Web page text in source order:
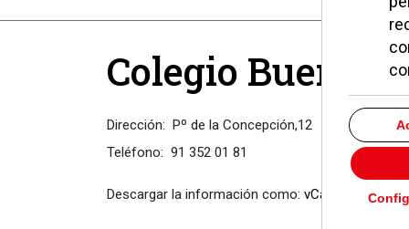
Colegio Buen
Dirección: Pº de la Concepción,12
Teléfono: 91 352 01 81
Descargar la información como: vCard